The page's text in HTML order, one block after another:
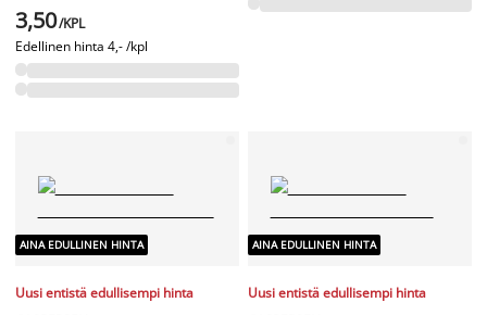
3,50/KPL
Edellinen hinta 4,- /kpl
AINA EDULLINEN HINTA
Uusi entistä edullisempi hinta
AINA EDULLINEN HINTA
Uusi entistä edullisempi hinta